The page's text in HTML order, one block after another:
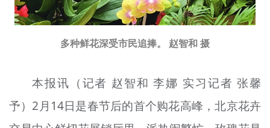
多种鲜花深受市民追捧。 赵智和 摄
本报讯（记者 赵智和 李娜 实习记者 张馨
予）2月14日是春节后的首个购花高峰，北京花卉